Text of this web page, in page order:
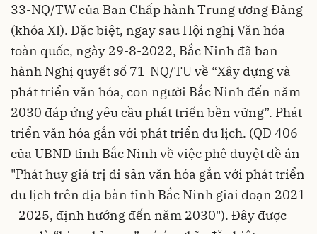
33-NQ/TW của Ban Chấp hành Trung ương Đảng
(khóa XI). Đặc biệt, ngay sau Hội nghị Văn hóa
toàn quốc, ngày 29-8-2022, Bắc Ninh đã ban
hành Nghị quyết số 71-NQ/TU về “Xây dựng và
phát triển văn hóa, con người Bắc Ninh đến năm
2030 đáp ứng yêu cầu phát triển bền vững”. Phát
triển văn hóa gắn với phát triển du lịch. (QĐ 406
của UBND tỉnh Bắc Ninh về việc phê duyệt đề án
"Phát huy giá trị di sản văn hóa gắn với phát triển
du lịch trên địa bàn tỉnh Bắc Ninh giai đoạn 2021
- 2025, định hướng đến năm 2030"). Đây được